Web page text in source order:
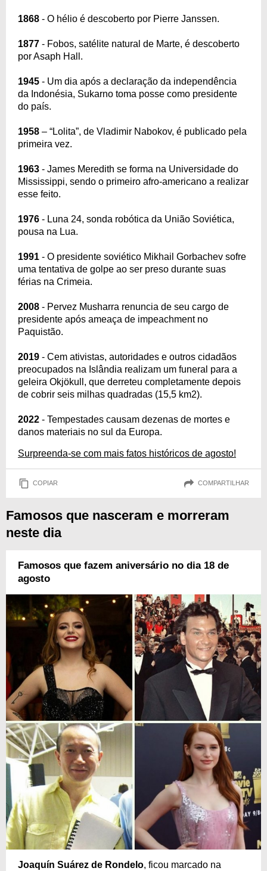
1868 - O hélio é descoberto por Pierre Janssen.
1877 - Fobos, satélite natural de Marte, é descoberto
por Asaph Hall.
1945 - Um dia após a declaração da independência
da Indonésia, Sukarno toma posse como presidente
do país.
1958 – “Lolita”, de Vladimir Nabokov, é publicado pela
primeira vez.
1963 - James Meredith se forma na Universidade do
Mississippi, sendo o primeiro afro-americano a realizar
esse feito.
1976 - Luna 24, sonda robótica da União Soviética,
pousa na Lua.
1991 - O presidente soviético Mikhail Gorbachev sofre
uma tentativa de golpe ao ser preso durante suas
férias na Crimeia.
2008 - Pervez Musharra renuncia de seu cargo de
presidente após ameaça de impeachment no
Paquistão.
2019 - Cem ativistas, autoridades e outros cidadãos
preocupados na Islândia realizam um funeral para a
geleira Okjökull, que derreteu completamente depois
de cobrir seis milhas quadradas (15,5 km2).
2022 - Tempestades causam dezenas de mortes e
danos materiais no sul da Europa.
Surpreenda-se com mais fatos históricos de agosto!
COPIAR COMPARTILHAR
Famosos que nasceram e morreram
neste dia
Famosos que fazem aniversário no dia 18 de
agosto
Joaquín Suárez de Rondelo, ficou marcado na